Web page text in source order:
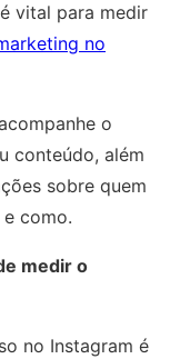
vital para medir
no
o
conteúdo, além
sobre quem
como.
medir o
no Instagram é